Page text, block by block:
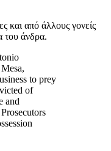
και από άλλους γονείς
του άνδρα.
to prey
of
and